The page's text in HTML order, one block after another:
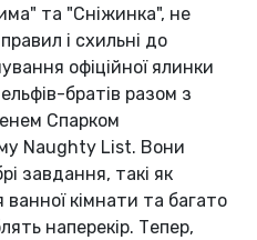
та "Сніжинка", не
і схильні до
офіційної ялинки
братів разом з
Спарком
Naughty List. Вони
завдання, такі як
кімнати та багато
наперекір. Тепер,